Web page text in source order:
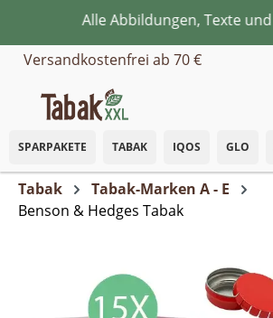
Zum Hauptinhalt springen
Alle Abbildungen, Texte und
Versandkostenfrei ab 70 €
SPARPAKETE TABAK IQOS GLO
Tabak
Tabak-Marken A - E
Benson & Hedges Tabak